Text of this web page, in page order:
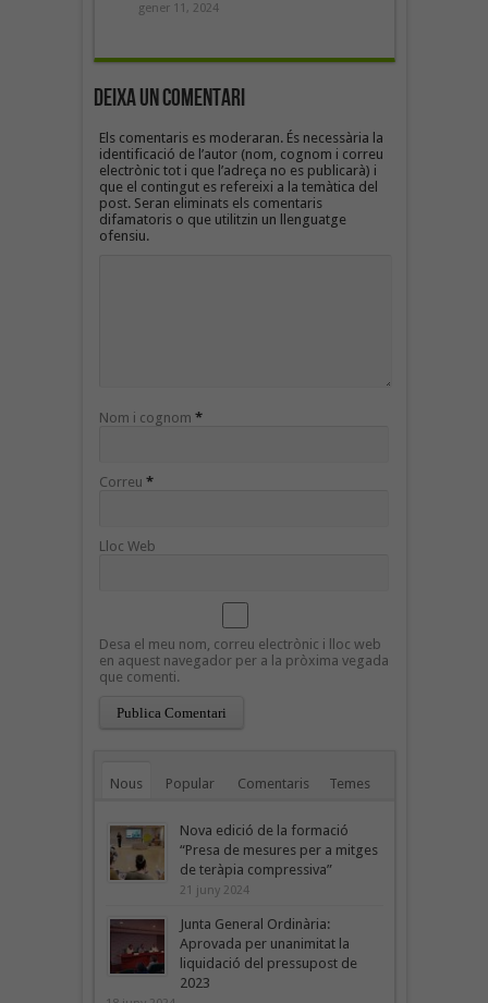
gener 11, 2024
Deixa un Comentari
Els comentaris es moderaran. És necessària la
identificació de l’autor (nom, cognom i correu
electrònic tot i que l’adreça no es publicarà) i
que el contingut es refereixi a la temàtica del
post. Seran eliminats els comentaris
difamatoris o que utilitzin un llenguatge
ofensiu.
Nom i cognom *
Correu *
Lloc Web
Desa el meu nom, correu electrònic i lloc web
en aquest navegador per a la pròxima vegada
que comenti.
Nous Popular Comentaris Temes
Nova edició de la formació
“Presa de mesures per a mitges
de teràpia compressiva”
21 juny 2024
Junta General Ordinària:
Aprovada per unanimitat la
liquidació del pressupost de
2023